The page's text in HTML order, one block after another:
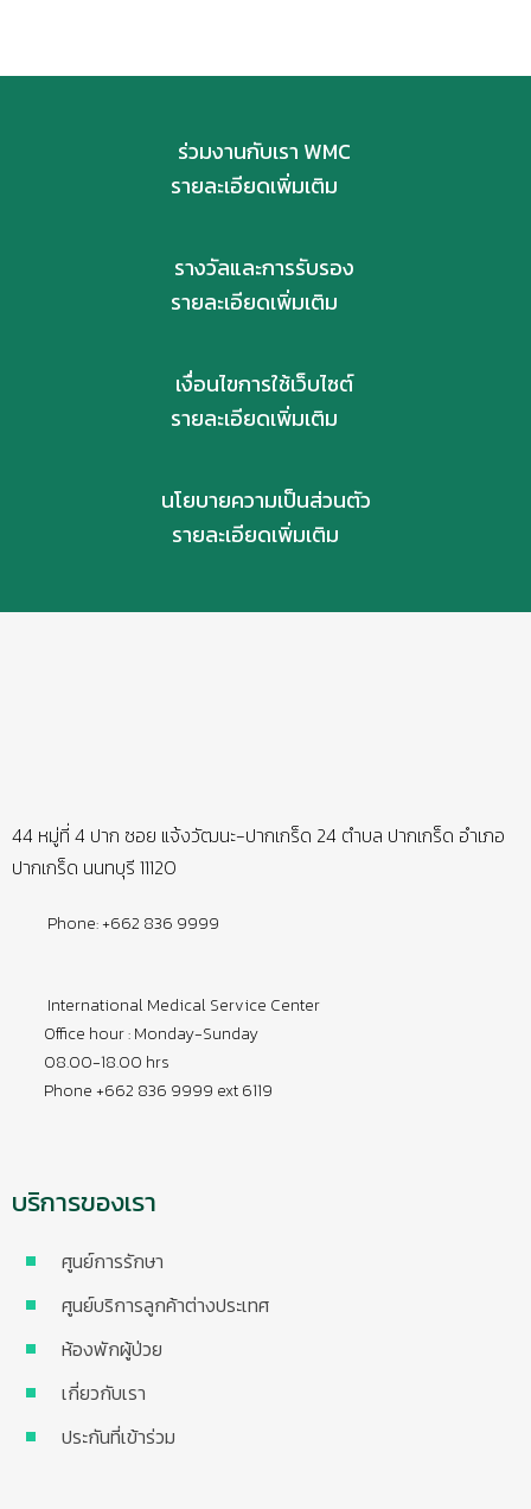
ร่วมงานกับเรา WMC
รายละเอียดเพิ่มเติม
รางวัลและการรับรอง
รายละเอียดเพิ่มเติม
เงื่อนไขการใช้เว็บไซต์
รายละเอียดเพิ่มเติม
นโยบายความเป็นส่วนตัว
รายละเอียดเพิ่มเติม
44 หมู่ที่ 4 ปาก ซอย แจ้งวัฒนะ-ปากเกร็ด 24 ตำบล ปากเกร็ด อำเภอ
ปากเกร็ด นนทบุรี 11120
Phone: +662 836 9999
International Medical Service Center
Office hour : Monday-Sunday
08.00-18.00 hrs
Phone +662 836 9999 ext 6119
บริการของเรา
ศูนย์การรักษา
ศูนย์บริการลูกค้าต่างประเทศ
ห้องพักผู้ป่วย
เกี่ยวกับเรา
ประกันที่เข้าร่วม